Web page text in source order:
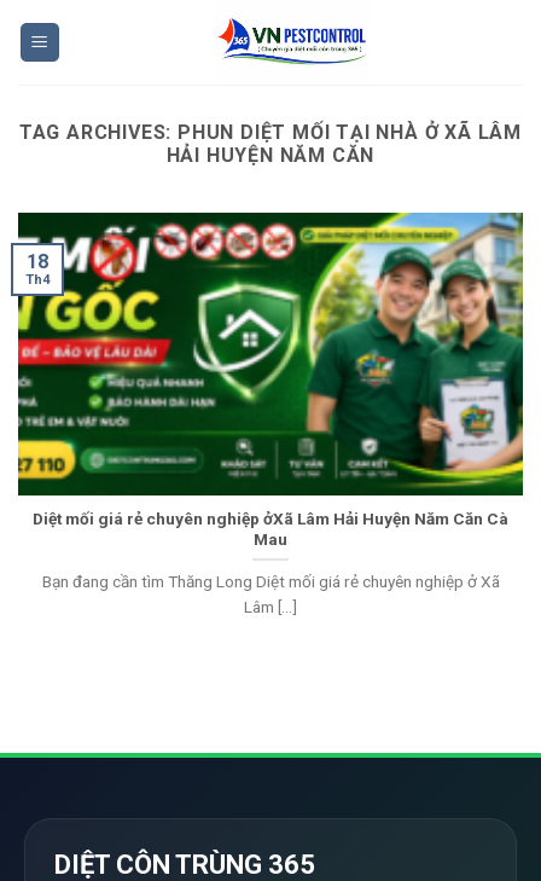
TAG ARCHIVES: PHUN DIỆT MỐI TẠI NHÀ Ở XÃ LÂM
HẢI HUYỆN NĂM CĂN
Diệt mối giá rẻ chuyên nghiệp ởXã Lâm Hải Huyện Năm Căn Cà
Mau
Bạn đang cần tìm Thăng Long Diệt mối giá rẻ chuyên nghiệp ở Xã
Lâm [...]
18
Th4
DIỆT CÔN TRÙNG 365